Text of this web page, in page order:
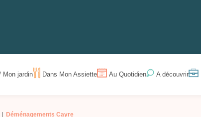
Mon jardin Dans Mon Assiette Au Quotidien A découvrir
Déménagements Cayre